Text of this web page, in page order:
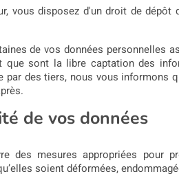
vous disposez d'un droit de
de vos données personnelles
que sont la libre captation des
des tiers, nous vous informons
de vos données
des mesures appropriées pour
soient déformées,